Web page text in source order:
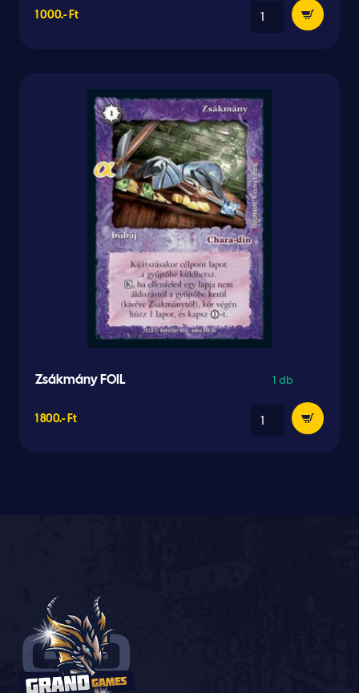
1 000.- Ft
Zsákmány FOIL 1 db
1 800.- Ft